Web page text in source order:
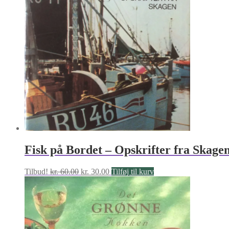
Fisk på Bordet – Opskrifter fra
Tilbud! kr.60.00 Den
oprindelige
pris
var:
kr. 60.00.
kr. 30.00Den
aktuelle
pris
er:
kr. 30.00.
Tilføj til kurv